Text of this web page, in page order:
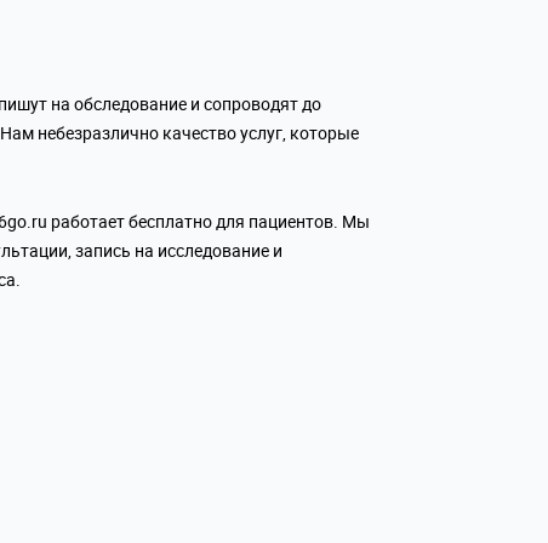
на обследование и сопроводят до
небезразлично качество услуг, которые
работает бесплатно для пациентов. Мы
запись на исследование и